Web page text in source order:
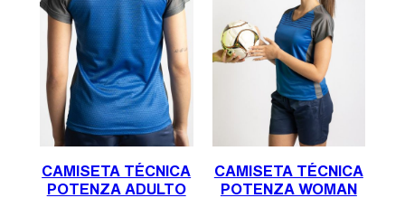
CAMISETA TÉCNICA
POTENZA ADULTO
CAMISETA TÉCNICA
POTENZA WOMAN